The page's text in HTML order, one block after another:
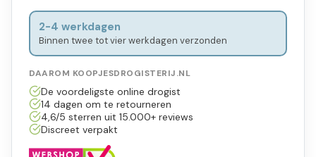
2-4 werkdagen
Binnen twee tot vier werkdagen verzonden
DAAROM KOOPJESDROGISTERIJ.NL
De voordeligste online drogist
14 dagen om te retourneren
4,6/5 sterren uit 15.000+ reviews
Discreet verpakt